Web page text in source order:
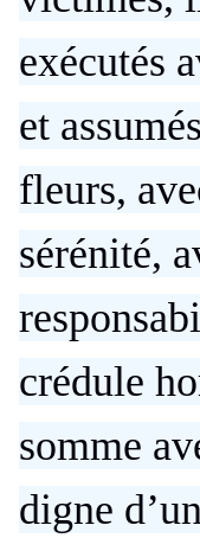
exécutés
et
fleurs,
sérénité,
crédule
somme
digne